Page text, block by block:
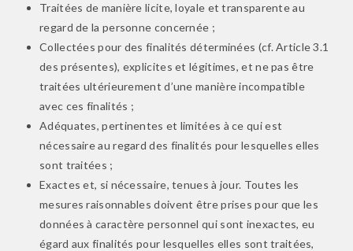
Traitées de manière licite, loyale et transparente au
regard de la personne concernée ;
Collectées pour des finalités déterminées (cf. Article 3.1
des présentes), explicites et légitimes, et ne pas être
traitées ultérieurement d’une manière incompatible
avec ces finalités ;
Adéquates, pertinentes et limitées à ce qui est
nécessaire au regard des finalités pour lesquelles elles
sont traitées ;
Exactes et, si nécessaire, tenues à jour. Toutes les
mesures raisonnables doivent être prises pour que les
données à caractère personnel qui sont inexactes, eu
égard aux finalités pour lesquelles elles sont traitées,